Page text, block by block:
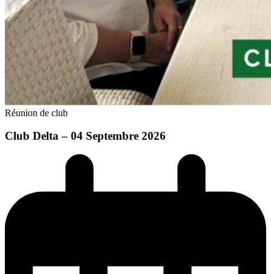
Réunion de club
Club Delta – 04 Septembre 2026